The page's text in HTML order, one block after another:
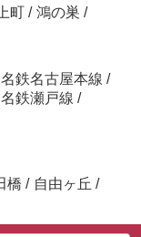
町 / 鴻の巣 /
名鉄名古屋本線 /
名鉄瀬戸線 /
橋 / 自由ヶ丘 /